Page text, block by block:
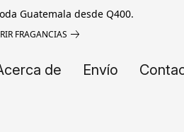
Guatemala desde Q400.
FRAGANCIAS
de Envío